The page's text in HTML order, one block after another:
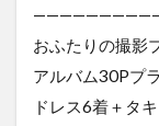
おふたりの撮影
アルバム30Pプ
ドレス6着＋タ